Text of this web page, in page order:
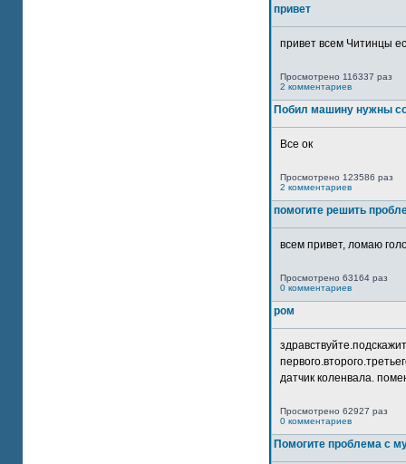
привет
привет всем Читинцы
Просмотрено 116337 раз
2 комментариев
Побил машину нужны
Все ок
Просмотрено 123586 раз
2 комментариев
помогите решить
всем привет, ломаю
Просмотрено 63164 раз
0 комментариев
ром
датчик коленвала.
Просмотрено 62927 раз
0 комментариев
Помогите проблема с